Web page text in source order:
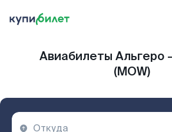
Авиабилеты Альгеро
(MOW)